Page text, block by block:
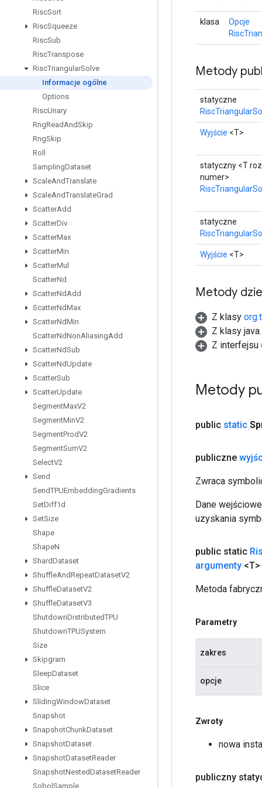
RiscSort
RiscSqueeze
RiscSub
RiscTranspose
RiscTriangularSolve
Informacje ogólne
Options
RiscUnary
RngReadAndSkip
RngSkip
Roll
SamplingDataset
ScaleAndTranslate
ScaleAndTranslateGrad
ScatterAdd
ScatterDiv
ScatterMax
ScatterMin
ScatterMul
ScatterNd
ScatterNdAdd
ScatterNdMax
ScatterNdMin
ScatterNdNonAliasingAdd
ScatterNdSub
ScatterNdUpdate
ScatterSub
ScatterUpdate
SegmentMaxV2
SegmentMinV2
SegmentProdV2
SegmentSumV2
SelectV2
Send
SendTPUEmbeddingGradients
SetDiff1d
SetSize
Shape
ShapeN
ShardDataset
ShuffleAndRepeatDatasetV2
ShuffleDatasetV2
ShuffleDatasetV3
ShutdownDistributedTPU
ShutdownTPUSystem
Size
Skipgram
SleepDataset
Slice
SlidingWindowDataset
Snapshot
SnapshotChunkDataset
SnapshotDataset
SnapshotDatasetReader
SnapshotNestedDatasetReader
Sobol Sample
klasa
Opcje
Metody
statyczne
Wyjście <T>
statyczny <T
numer>
statyczne
Wyjście <T>
Metody
Z klasy
Z klasy
Z interfejsu
Metody
public static
publiczne
Zwraca
Dane
uzyskania
public static
argumenty
Metoda
Parametry
zakres
opcje
Zwroty
nowa
publiczny